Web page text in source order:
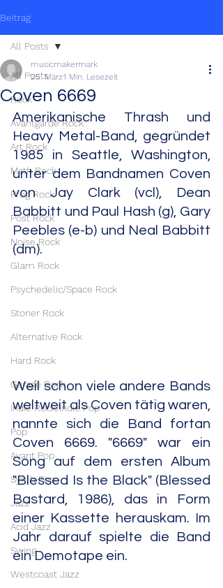
Beitrag
All Posts
Rock
Avantgarde Rock
Art Rock
Math Rock
Prog Rock
Post Rock
Noise Rock
Glam Rock
Psychedelic/Space Rock
Stoner Rock
Alternative Rock
Hard Rock
Garage Rock
Indie Rock/Indie Pop
Pop
Avant Pop
Synth Pop
Jazz
Acid Jazz
Swing
Westcoast Jazz
All Posts
Coven 6669
musicmakermark
25. März1 Min. Lesezeit
Amerikanische Thrash und
Heavy Metal-Band, gegründet
1985 in Seattle, Washington,
unter dem Bandnamen Coven
von Jay Clark (vcl), Dean
Babbitt und Paul Hash (g), Gary
Peebles (e-b) und Neal Babbitt
(dm).
Weil schon viele andere Bands
weltweit als Coven tätig waren,
nannte sich die Band fortan
Coven 6669. "6669" war ein
Song auf dem ersten Album
"Blessed Is the Black" (Blessed
Bastard, 1986), das in Form
einer Kassette herauskam. Im
Jahr darauf spielte die Band
ein Demotape ein.